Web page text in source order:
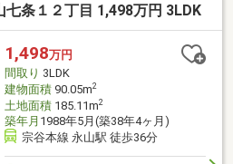
七条１２丁目 1,498万円 3LDK
1,498万円
間取り 3LDK
建物面積90.05m2
土地面積185.11m2
築年月 1988年5月(築38年4ヶ月)
宗谷本線 永山駅 徒歩36分